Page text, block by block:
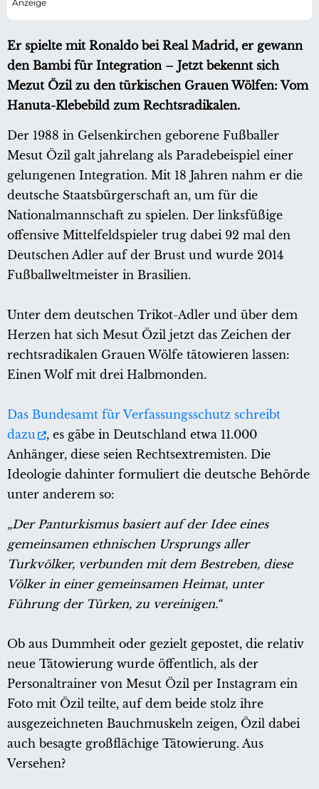
Er spielte mit Ronaldo bei Real Madrid, er gewann
den Bambi für Integration – Jetzt bekennt sich
Mezut Özil zu den türkischen Grauen Wölfen: Vom
Hanuta-Klebebild zum Rechtsradikalen.
Der 1988 in Gelsenkirchen geborene Fußballer
Mesut Özil galt jahrelang als Paradebeispiel einer
gelungenen Integration. Mit 18 Jahren nahm er die
deutsche Staatsbürgerschaft an, um für die
Nationalmannschaft zu spielen. Der linksfüßige
offensive Mittelfeldspieler trug dabei 92 mal den
Deutschen Adler auf der Brust und wurde 2014
Fußballweltmeister in Brasilien.
Unter dem deutschen Trikot-Adler und über dem
Herzen hat sich Mesut Özil jetzt das Zeichen der
rechtsradikalen Grauen Wölfe tätowieren lassen:
Einen Wolf mit drei Halbmonden.
Das Bundesamt für Verfassungsschutz schreibt
dazu
, es gäbe in Deutschland etwa 11.000
Anhänger, diese seien Rechtsextremisten. Die
Ideologie dahinter formuliert die deutsche Behörde
unter anderem so:
„Der Panturkismus basiert auf der Idee eines
gemeinsamen ethnischen Ursprungs aller
Turkvölker, verbunden mit dem Bestreben, diese
Völker in einer gemeinsamen Heimat, unter
Führung der Türken, zu vereinigen.“
Ob aus Dummheit oder gezielt gepostet, die relativ
neue Tätowierung wurde öffentlich, als der
Personaltrainer von Mesut Özil per Instagram ein
Foto mit Özil teilte, auf dem beide stolz ihre
ausgezeichneten Bauchmuskeln zeigen, Özil dabei
auch besagte großflächige Tätowierung. Aus
Versehen?